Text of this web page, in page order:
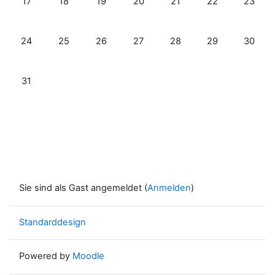
Keine Termine, Montag, 24. August
24 Keine Termine, Dienstag, 25. August
25 Keine Termine, Mittwoch, 26. August
26 Keine Termine, Donnerstag, 27.
27 Keine Termine, Freitag,
28 Keine Termine,
29 Keine
30
Keine Termine, Montag, 31. August
31
Sie sind als Gast angemeldet (Anmelden)
Standarddesign
Powered by Moodle